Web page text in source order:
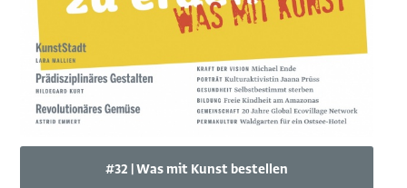
#32 | Was mit Kunst bestellen